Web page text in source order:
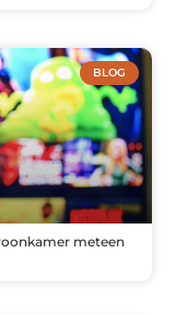
BLOG
meteen